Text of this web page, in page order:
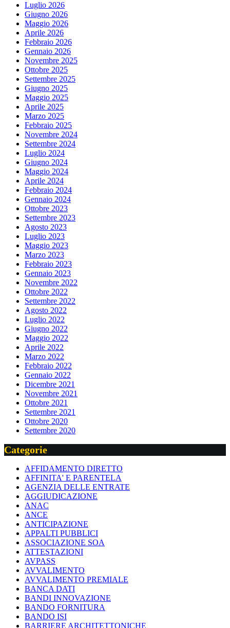
Luglio 2026
Giugno 2026
Maggio 2026
Aprile 2026
Febbraio 2026
Gennaio 2026
Novembre 2025
Ottobre 2025
Settembre 2025
Giugno 2025
Maggio 2025
Aprile 2025
Marzo 2025
Febbraio 2025
Novembre 2024
Settembre 2024
Luglio 2024
Giugno 2024
Maggio 2024
Aprile 2024
Febbraio 2024
Gennaio 2024
Ottobre 2023
Settembre 2023
Agosto 2023
Luglio 2023
Maggio 2023
Marzo 2023
Febbraio 2023
Gennaio 2023
Novembre 2022
Ottobre 2022
Settembre 2022
Agosto 2022
Luglio 2022
Giugno 2022
Maggio 2022
Aprile 2022
Marzo 2022
Febbraio 2022
Gennaio 2022
Dicembre 2021
Novembre 2021
Ottobre 2021
Settembre 2021
Ottobre 2020
Settembre 2020
Categorie
AFFIDAMENTO DIRETTO
AFFINITA' E PARENTELA
AGENZIA DELLE ENTRATE
AGGIUDICAZIONE
ANAC
ANCE
ANTICIPAZIONE
APPALTI PUBBLICI
ASSOCIAZIONE SOA
ATTESTAZIONI
AVPASS
AVVALIMENTO
AVVALIMENTO PREMIALE
BANCA DATI
BANDI INNOVAZIONE
BANDO FORNITURA
BANDO ISI
BARRIERE ARCHITETTONICHE